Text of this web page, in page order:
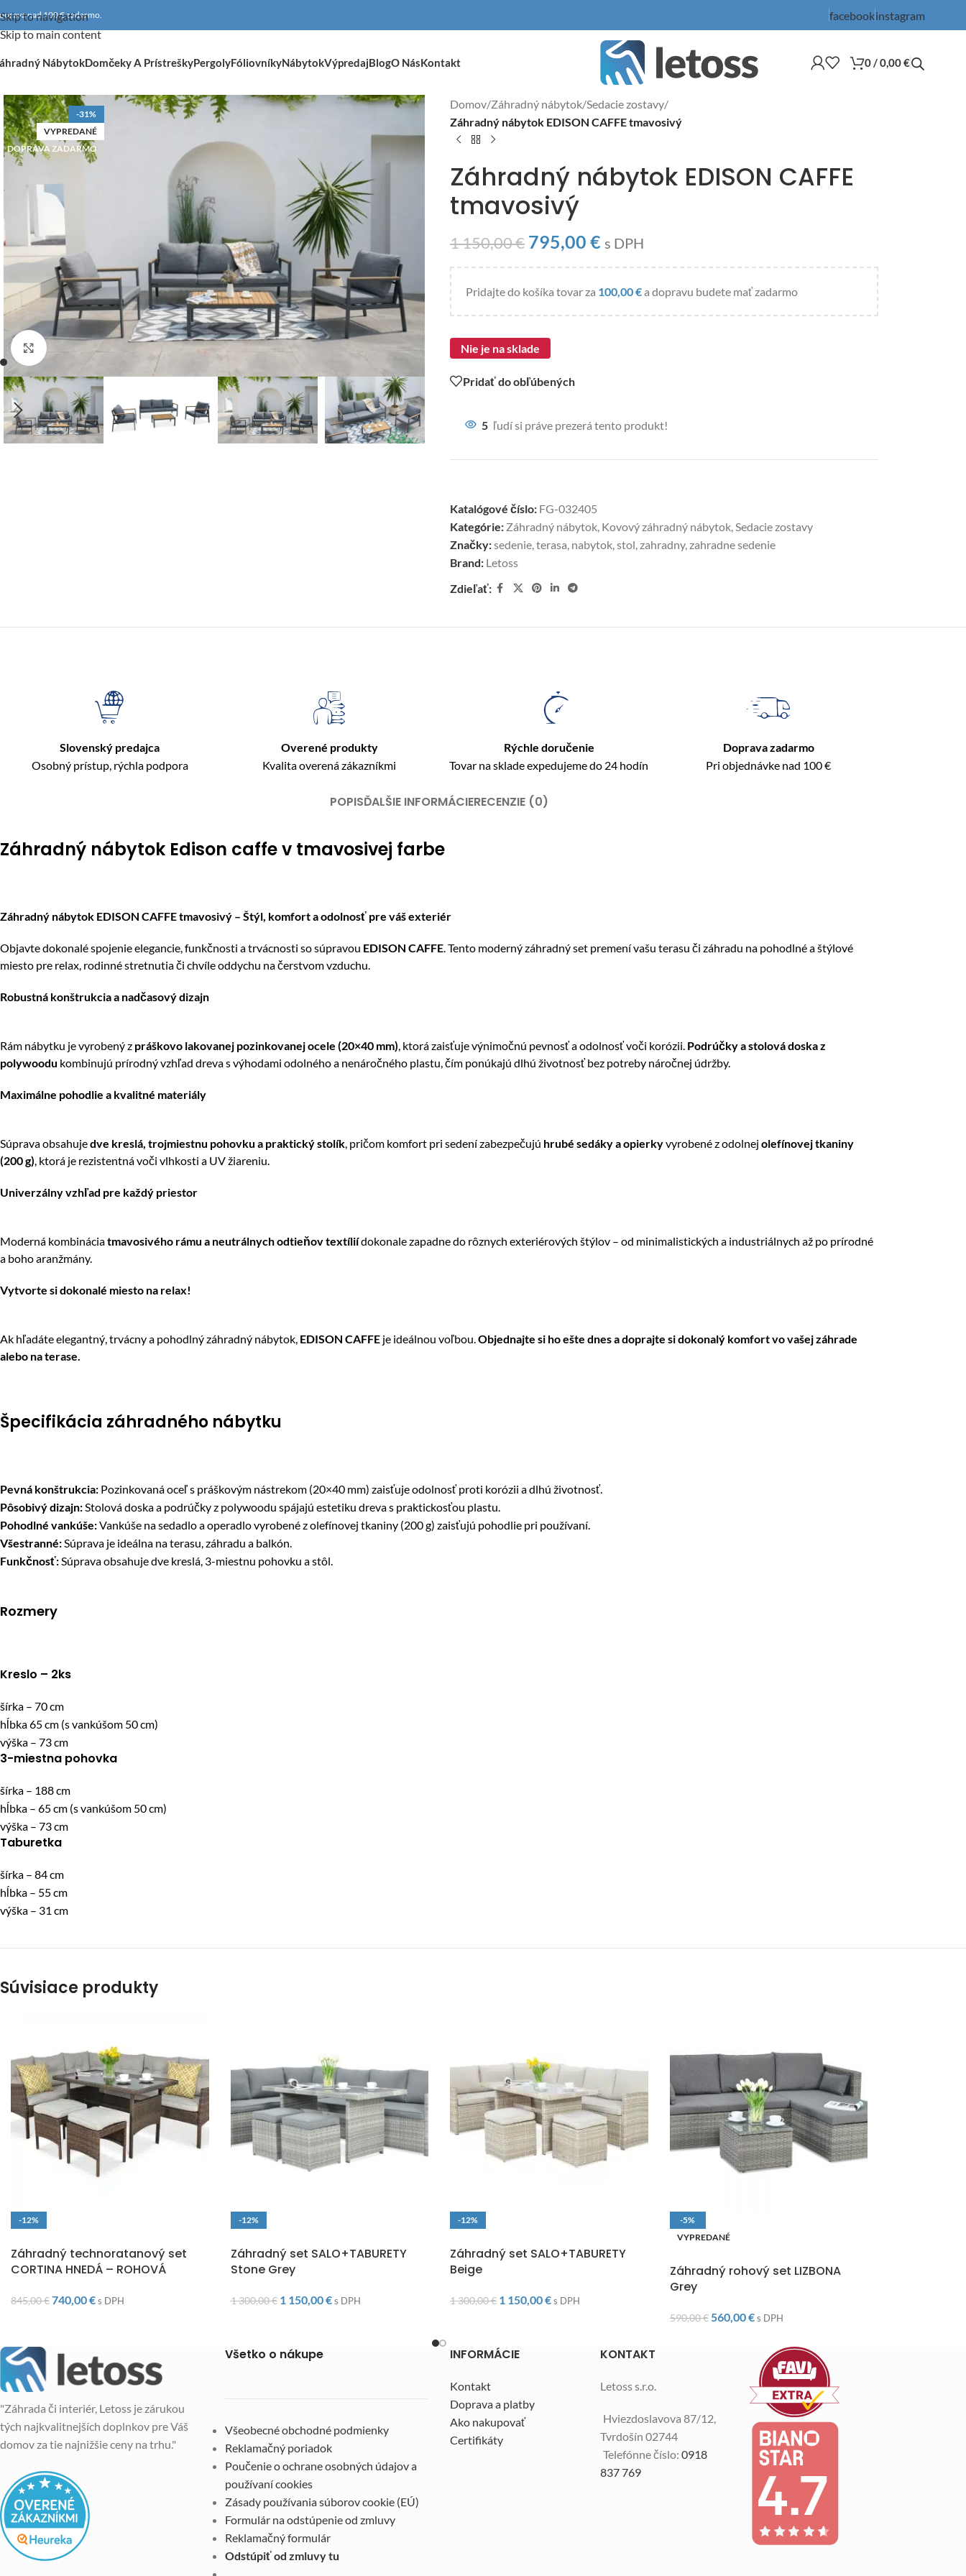
Skip to navigation
Skip to main content
nad 100 € zadarmo. facebookinstagram
NábytokDomčeky A PrístreškyPergolyFóliovníkyNábytokVýpredajBlogO NásKontakt 0 /0,00€
-31%
VYPREDANÉ
DOPRAVA ZADARMO
Click to enlarge
Domov/Záhradný nábytok/Sedacie zostavy/
Záhradný nábytok EDISON CAFFE tmavosivý
Záhradný nábytok EDISON CAFFE
tmavosivý
1 150,00€ 795,00 € s DPH
Pridajte do košíka tovar za 100,00€a dopravu budete mať zadarmo
Nie je na sklade
Pridať do obľúbených
5 ľudí si práve prezerá tento produkt!
Katalógové číslo: FG-032405
Kategórie: Záhradný nábytok, Kovový záhradný nábytok,Sedacie zostavy
Značky:sedenie,terasa, nabytok,stol,zahradny,zahradne sedenie
Brand: Letoss
Zdieľať:
Slovenský predajca
Osobný prístup, rýchla podpora
Overené produkty
Kvalita overená zákazníkmi
Rýchle doručenie
Tovar na sklade expedujeme do 24 hodín
Doprava zadarmo
Pri objednávke nad 100 €
POPISĎALŠIE INFORMÁCIERECENZIE (0)
Záhradný nábytok Edison caffe v tmavosivej farbe
Záhradný nábytok EDISON CAFFE tmavosivý – Štýl, komfort a odolnosť pre váš exteriér
Objavte dokonalé spojenie elegancie, funkčnosti a trvácnosti so súpravou EDISON CAFFE. Tento moderný záhradný set premení vašu terasu či záhradu na pohodlné a štýlové
miesto pre relax, rodinné stretnutia či chvíle oddychu na čerstvom vzduchu.
Robustná konštrukcia a nadčasový dizajn
Rám nábytku je vyrobený z práškovo lakovanej pozinkovanej ocele (20×40 mm), ktorá zaisťuje výnimočnú pevnosť a odolnosť voči korózii. Podrúčky a stolová doska z
polywoodu kombinujú prírodný vzhľad dreva s výhodami odolného a nenáročného plastu, čím ponúkajú dlhú životnosť bez potreby náročnej údržby.
Maximálne pohodlie a kvalitné materiály
Súprava obsahujedve kreslá, trojmiestnu pohovku a praktický stolík, pričom komfort pri sedení zabezpečujú hrubé sedáky a opierkyvyrobené z odolnej olefínovej tkaniny
(200 g), ktorá je rezistentná voči vlhkosti a UV žiareniu.
Univerzálny vzhľad pre každý priestor
Moderná kombináciatmavosivého rámu a neutrálnych odtieňov textíliídokonale zapadne do rôznych exteriérových štýlov – od minimalistických a industriálnych až po prírodné
a boho aranžmány.
Vytvorte si dokonalé miesto na relax!
Ak hľadáte elegantný, trvácny a pohodlný záhradný nábytok, EDISON CAFFE je ideálnou voľbou.Objednajte si ho ešte dnes a doprajte si dokonalý komfort vo vašej záhrade
alebo na terase.
Špecifikácia záhradného nábytku
Pevná konštrukcia: Pozinkovaná oceľ s práškovým nástrekom (20×40 mm) zaisťuje odolnosť proti korózii a dlhú životnosť.
Pôsobivý dizajn:Stolová doska a podrúčky z polywoodu spájajú estetiku dreva s praktickosťou plastu.
Pohodlné vankúše:Vankúše na sedadlo a operadlo vyrobené z olefínovej tkaniny (200 g) zaisťujú pohodlie pri používaní.
Všestranné:Súprava je ideálna na terasu, záhradu a balkón.
Funkčnosť:Súprava obsahuje dve kreslá, 3-miestnu pohovku a stôl.
Rozmery
Kreslo – 2ks
šírka – 70 cm
hĺbka 65 cm (s vankúšom 50 cm)
výška – 73 cm
3-miestna pohovka
šírka – 188 cm
hĺbka – 65 cm (s vankúšom 50 cm)
výška – 73 cm
Taburetka
šírka – 84 cm
hĺbka – 55 cm
výška – 31 cm
Súvisiace produkty
-12%
Záhradný technoratanový set
CORTINA HNEDÁ – ROHOVÁ
845,00€740,00€s DPH
-12%
Záhradný set SALO+TABURETY
Stone Grey
1 300,00€ 1 150,00€ s DPH
-12%
Záhradný set SALO+TABURETY
Beige
1 300,00€ 1 150,00€s DPH
-5%
VYPREDANÉ
Záhradný rohový set LIZBONA
Grey
590,00€ 560,00€ s DPH
"Záhrada či interiér, Letoss je zárukou
tých najkvalitnejších doplnkov pre Váš
domov za tie najnižšie ceny na trhu."
Všetko o nákupe
Všeobecné obchodné podmienky
Reklamačný poriadok
Poučenie o ochrane osobných údajov a
používaní cookies
Zásady používania súborov cookie (EÚ)
Formulár na odstúpenie od zmluvy
Reklamačný formulár
Odstúpiť od zmluvy tu
INFORMÁCIE
Kontakt
Doprava a platby
Ako nakupovať
Certifikáty
KONTAKT
Letoss s.r.o.
Hviezdoslavova 87/12,
Tvrdošín 02744
Telefónne číslo: 0918
837 769